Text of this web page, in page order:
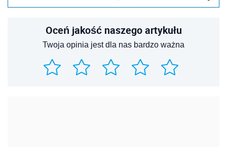
Oceń jakość naszego artykułu
Twoja opinia jest dla nas bardzo ważna